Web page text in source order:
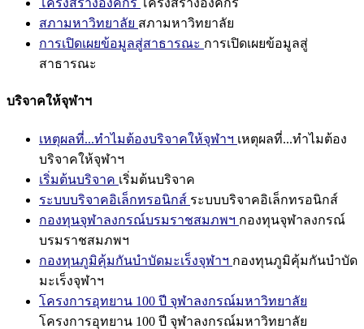
โครงสร้างองค์กร โครงสร้างองค์กร
สภามหาวิทยาลัย สภามหาวิทยาลัย
การเปิดเผยข้อมูลสู่สาธารณะ การเปิดเผยข้อมูลสู่
สาธารณะ
บริจาคให้จุฬาฯ
เหตุผลที่...ทำไมต้องบริจาคให้จุฬาฯ เหตุผลที่...ทำไมต้อง
บริจาคให้จุฬาฯ
เริ่มต้นบริจาค เริ่มต้นบริจาค
ระบบบริจาคอิเล็กทรอนิกส์ ระบบบริจาคอิเล็กทรอนิกส์
กองทุนจุฬาลงกรณ์บรมราชสมภพฯ กองทุนจุฬาลงกรณ์
บรมราชสมภพฯ
กองทุนภูมิคุ้มกันบำบัดมะเร็งจุฬาฯ กองทุนภูมิคุ้มกันบำบัด
มะเร็งจุฬาฯ
โครงการอุทยาน 100 ปี จุฬาลงกรณ์มหาวิทยาลัย
โครงการอุทยาน 100 ปี จุฬาลงกรณ์มหาวิทยาลัย